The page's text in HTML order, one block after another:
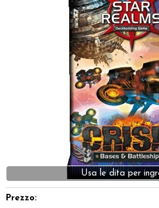
Giochi di Carte Collezionabili
Giocattoli e Gadget
Prezzo: